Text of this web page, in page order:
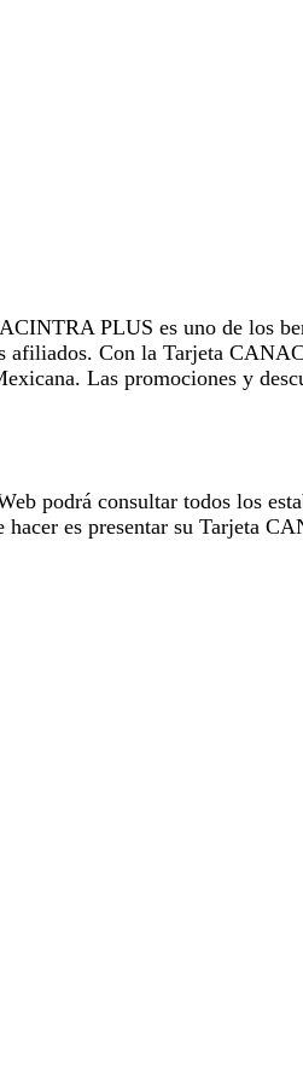
PLUS es uno de los
afiliados. Con la Tarjeta
Las promociones y
podrá consultar todos los
hacer es presentar su Tarjeta